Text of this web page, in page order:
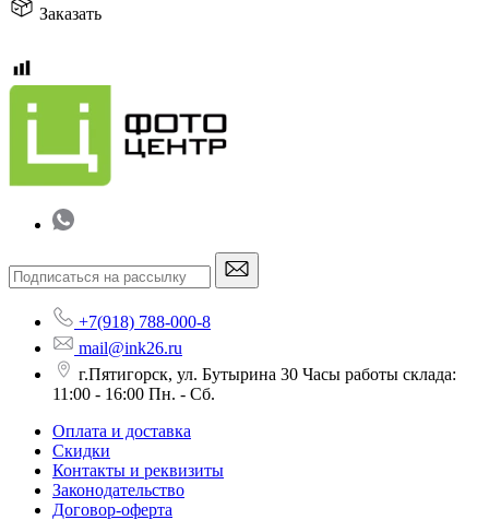
Заказать
+7(918) 788-000-8
mail@ink26.ru
г.Пятигорск, ул. Бутырина 30 Часы работы склада:
11:00 - 16:00 Пн. - Сб.
Оплата и доставка
Скидки
Контакты и реквизиты
Законодательство
Договор-оферта